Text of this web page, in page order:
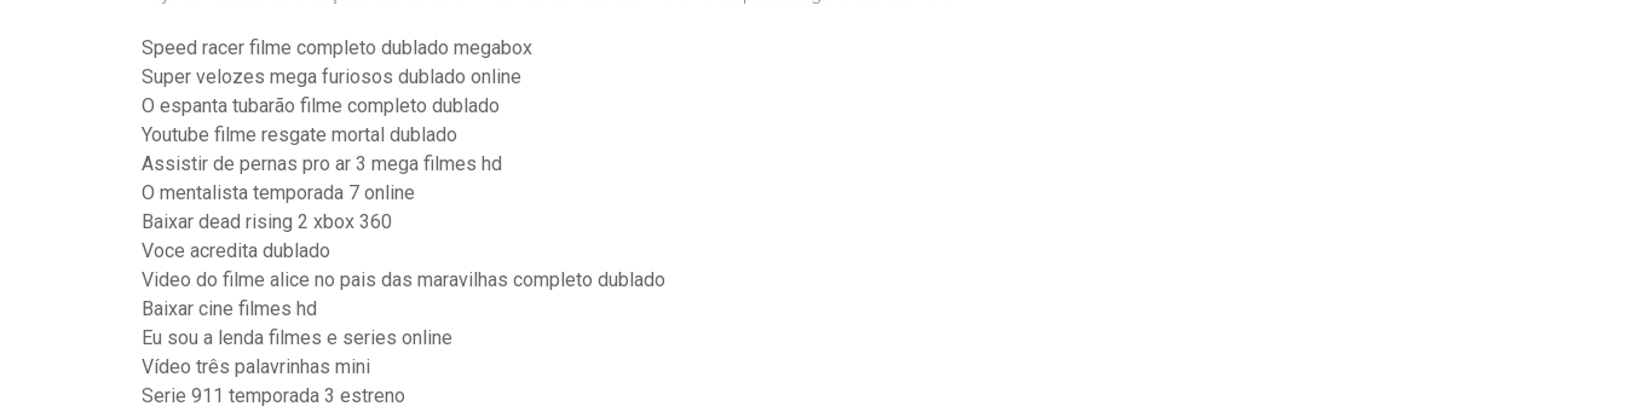
Speed racer filme completo dublado megabox
Super velozes mega furiosos dublado online
O espanta tubarão filme completo dublado
Youtube filme resgate mortal dublado
Assistir de pernas pro ar 3 mega filmes hd
O mentalista temporada 7 online
Baixar dead rising 2 xbox 360
Voce acredita dublado
Video do filme alice no pais das maravilhas completo dublado
Baixar cine filmes hd
Eu sou a lenda filmes e series online
Vídeo três palavrinhas mini
Serie 911 temporada 3 estreno